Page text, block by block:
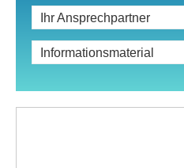
Ihr Ansprechpartner
Informationsmaterial